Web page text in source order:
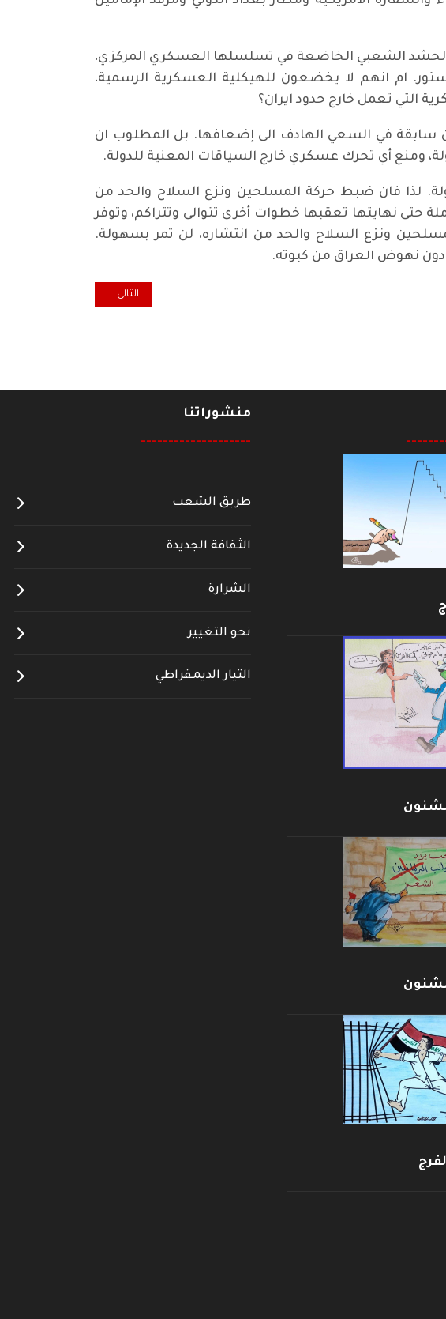
الشعبي الخاضعة في تسلسلها العسكري المركزي،
ام انهم لا يخضعون للهيكلية العسكرية الرسمية،
التي تعمل خارج حدود ايران؟
سابقة في السعي الهادف الى إضعافها. بل المطلوب ان
ومنع أي تحرك عسكري خارج السياقات المعنية للدولة.
لذا فان ضبط حركة المسلحين ونزع السلاح والحد من
حتى نهايتها تعقبها خطوات أخرى تتوالى وتتراكم، وتوفر
ونزع السلاح والحد من انتشاره، لن تمر بسهولة.
دون نهوض العراق من كبوته.
المقال التالي: يسرقون
التالي
منشوراتنا
--------------------
طريق الشعب
الثقافة الجديدة
الشرارة
نحو التغيير
التيار الديمقراطي